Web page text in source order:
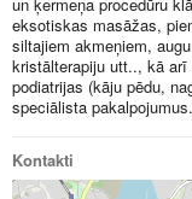
eksotiskas masāžas,
siltajiem akmeņiem,
kristālterapiju utt.., kā
podiatrijas (kāju pēdu,
speciālista pakalpojumus.
Kontakti